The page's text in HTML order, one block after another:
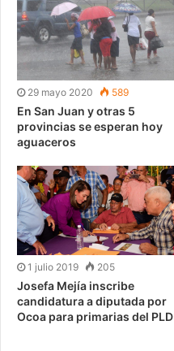
29 mayo 2020 589
En San Juan y otras 5
provincias se esperan hoy
aguaceros
1 julio 2019 205
Josefa Mejía inscribe
candidatura a diputada por
Ocoa para primarias del PLD